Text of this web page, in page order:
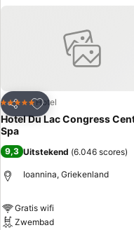
Delen
Toevoegen aan
5 SterrenHotel
Hotel Du Lac Congress
Spa
9,3 Uitstekend (6.046 scores)
Ioannina, Griekenland
Gratis wifi
Zwembad